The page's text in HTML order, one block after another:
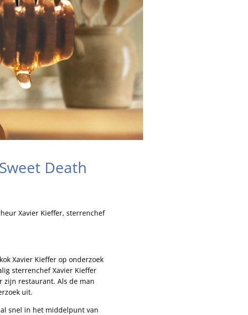
Death
Xavier Kieffer, sterrenchef
Xavier Kieffer op onderzoek
sterrenchef Xavier Kieffer
zijn restaurant. Als de man
uit.
snel in het middelpunt van